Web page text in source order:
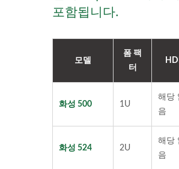
포함됩니다.
모델
폼 팩
터
화성 500 1U
해당
음
화성 524 2U
해당
음
ARM 64에서의 Ceph